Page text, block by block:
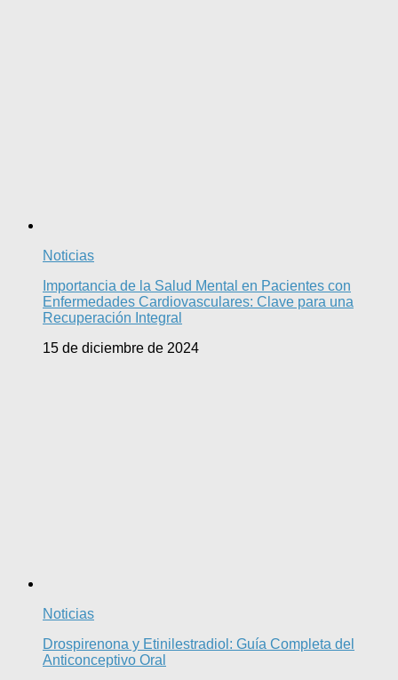
Noticias
Importancia de la Salud Mental en Pacientes con
Enfermedades Cardiovasculares: Clave para una
Recuperación Integral
15 de diciembre de 2024
Noticias
Drospirenona y Etinilestradiol: Guía Completa del
Anticonceptivo Oral